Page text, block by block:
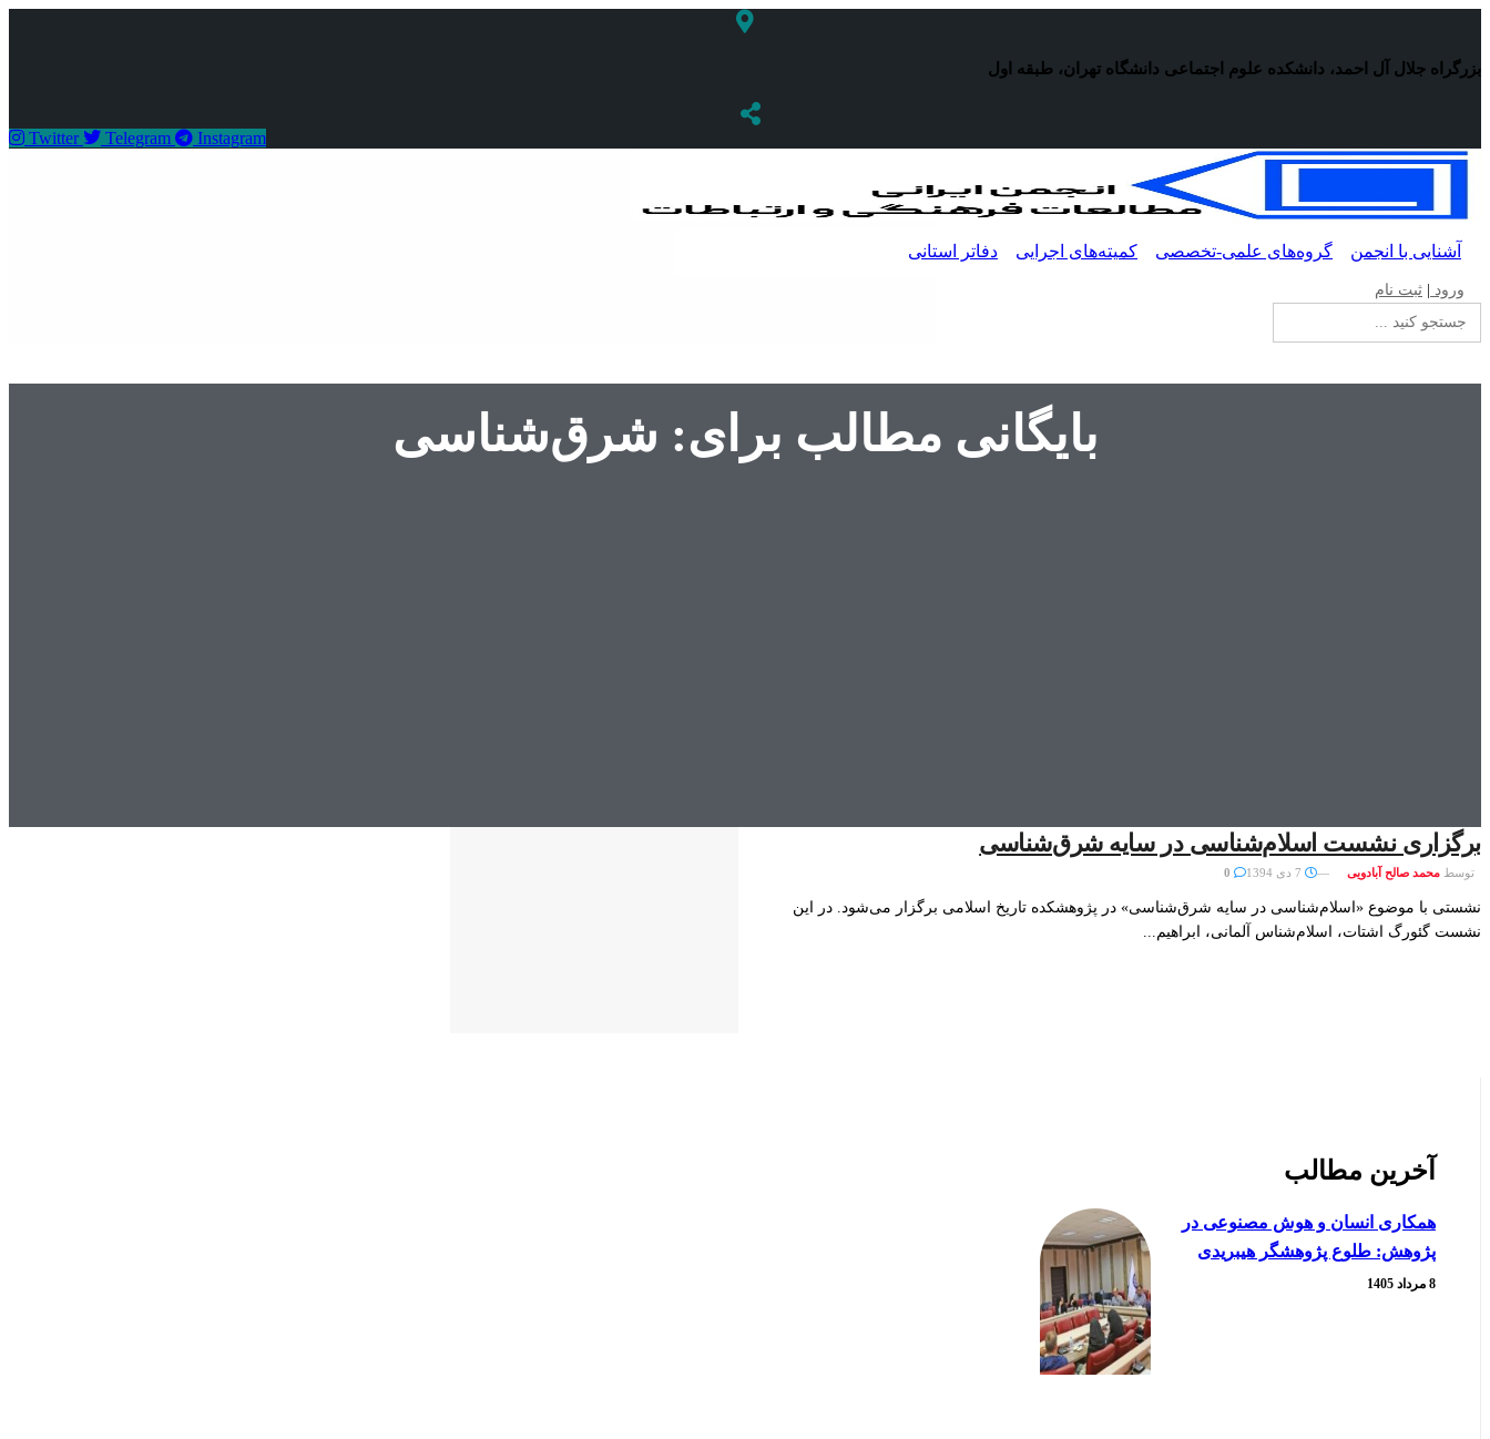
محتوا
بزرگراه جلال آل احمد، دانشکده علوم اجتماعی دانشگاه تهران، طبقه اول
Twitter Telegram Instagram
آشنایی با انجمن گروه‌های علمی-تخصصی کمیته‌های اجرایی دفاتر استانی
ورود ثبت نام
جستجو
برای:
بایگانی مطالب برای: شرق‌شناسی
برگزاری نشست اسلام‌شناسی در سایه شرق‌شناسی
توسط محمد صالح آبادویی
نشستی با موضوع «اسلام‌شناسی در سایه شرق‌شناسی» در پژوهشکده تاریخ اسلامی برگزار می‌شود. در این
نشست گئورگ اشتات، اسلام‌شناس آلمانی، ابراهیم...
آخرین مطالب
همکاری انسان و هوش مصنوعی در
پژوهش: طلوع پژوهشگر هیبریدی
8 مرداد 1405